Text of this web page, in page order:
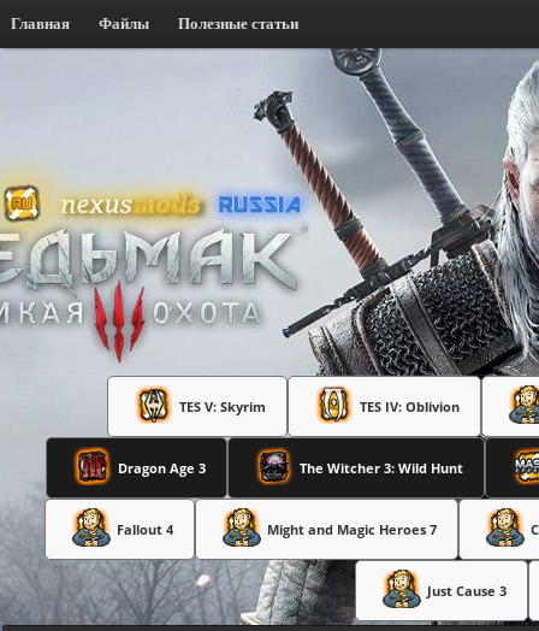
Главная Файлы Полезные статьи
TES V: Skyrim TES IV: Oblivion
Dragon Age 3 The Witcher 3: Wild Hunt
Fallout 4 Might and Magic Heroes 7
Just Cause 3